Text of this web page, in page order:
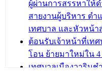
บทความ อื่นๆ ...
ผู้ผ่านการสรรหาให้
สายงานผู้บริหาร ตำ
เทศบาล และหัวหน้า
ต้อนรับเจ้าหน้าที่เท
โอน ย้ายมาใหม่ใน
เทศบาลเมืองวารินช